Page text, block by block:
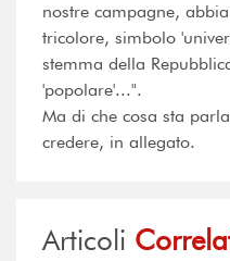
nostre campagne,
tricolore, simbolo
stemma della
'popolare'...".
Ma di che cosa sta
credere, in allegato.
Articoli